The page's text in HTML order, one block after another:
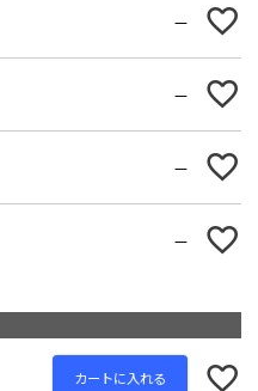
—
—
—
—
カートに入れる